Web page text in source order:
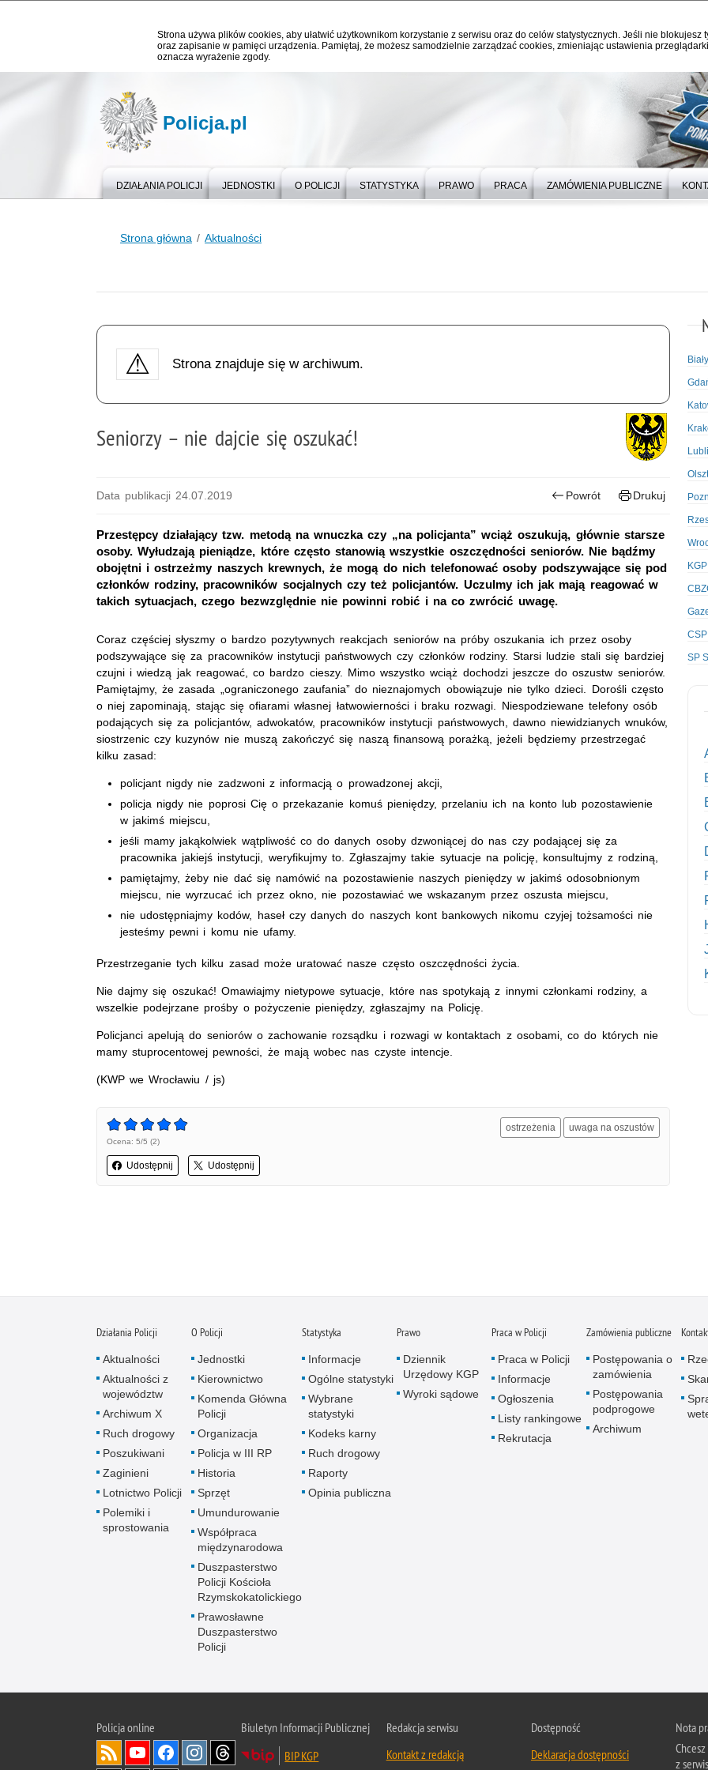
Strona używa plików cookies, aby ułatwić użytkownikom korzystanie z serwisu oraz do celów statystycznych. Jeśli nie blokujesz
oraz zapisanie w pamięci urządzenia. Pamiętaj, że możesz samodzielnie zarządzać cookies, zmieniając ustawienia
oznacza wyrażenie zgody.
Policja.pl
DZIAŁANIA POLICJI JEDNOSTKI O POLICJI STATYSTYKA PRAWO PRACA ZAMÓWIENIA PUBLICZNE
Strona główna Aktualności
Strona znajduje się w archiwum.
Seniorzy – nie dajcie się oszukać!
Data publikacji 24.07.2019 Powrót Drukuj
Przestępcy działający tzw. metodą na wnuczka czy „na policjanta” wciąż oszukują, głównie starsze
osoby. Wyłudzają pieniądze, które często stanowią wszystkie oszczędności seniorów. Nie bądźmy
obojętni i ostrzeżmy naszych krewnych, że mogą do nich telefonować osoby podszywające się pod
członków rodziny, pracowników socjalnych czy też policjantów. Uczulmy ich jak mają reagować w
takich sytuacjach, czego bezwzględnie nie powinni robić i na co zwrócić uwagę.
Coraz częściej słyszmy o bardzo pozytywnych reakcjach seniorów na próby oszukania ich przez osoby
podszywające się za pracowników instytucji państwowych czy członków rodziny. Starsi ludzie stali się bardziej
czujni i wiedzą jak reagować, co bardzo cieszy. Mimo wszystko wciąż dochodzi jeszcze do oszustw seniorów.
Pamiętajmy, że zasada „ograniczonego zaufania” do nieznajomych obowiązuje nie tylko dzieci. Dorośli często
o niej zapominają, stając się ofiarami własnej łatwowierności i braku rozwagi. Niespodziewane telefony osób
podających się za policjantów, adwokatów, pracowników instytucji państwowych, dawno niewidzianych wnuków,
siostrzenic czy kuzynów nie muszą zakończyć się naszą finansową porażką, jeżeli będziemy przestrzegać
kilku zasad:
policjant nigdy nie zadzwoni z informacją o prowadzonej akcji,
policja nigdy nie poprosi Cię o przekazanie komuś pieniędzy, przelaniu ich na konto lub pozostawienie
w jakimś miejscu,
jeśli mamy jakąkolwiek wątpliwość co do danych osoby dzwoniącej do nas czy podającej się za
pracownika jakiejś instytucji, weryfikujmy to. Zgłaszajmy takie sytuacje na policję, konsultujmy z rodziną,
pamiętajmy, żeby nie dać się namówić na pozostawienie naszych pieniędzy w jakimś odosobnionym
miejscu, nie wyrzucać ich przez okno, nie pozostawiać we wskazanym przez oszusta miejscu,
nie udostępniajmy kodów, haseł czy danych do naszych kont bankowych nikomu czyjej tożsamości nie
jesteśmy pewni i komu nie ufamy.
Przestrzeganie tych kilku zasad może uratować nasze często oszczędności życia.
Nie dajmy się oszukać! Omawiajmy nietypowe sytuacje, które nas spotykają z innymi członkami rodziny, a
wszelkie podejrzane prośby o pożyczenie pieniędzy, zgłaszajmy na Policję.
Policjanci apelują do seniorów o zachowanie rozsądku i rozwagi w kontaktach z osobami, co do których nie
mamy stuprocentowej pewności, że mają wobec nas czyste intencje.
(KWP we Wrocławiu / js)
Ocena: 5/5 (2)
Udostępnij Udostępnij
ostrzeżenia uwaga na oszustów
KGP
SP
Działania Policji
Aktualności
Aktualności z
województw
Archiwum X
Ruch drogowy
Poszukiwani
Zaginieni
Lotnictwo Policji
Polemiki i
sprostowania
O Policji
Jednostki
Kierownictwo
Komenda Główna
Policji
Organizacja
Policja w III RP
Historia
Sprzęt
Umundurowanie
Współpraca
międzynarodowa
Duszpasterstwo
Policji Kościoła
Rzymskokatolickiego
Prawosławne
Duszpasterstwo
Policji
Statystyka
Informacje
Ogólne statystyki
Wybrane
statystyki
Kodeks karny
Ruch drogowy
Raporty
Opinia publiczna
Prawo
Dziennik
Urzędowy KGP
Wyroki sądowe
Praca w Policji
Praca w Policji
Informacje
Ogłoszenia
Listy rankingowe
Rekrutacja
Zamówienia publiczne
Postępowania o
zamówienia
Postępowania
podprogowe
Archiwum
Policjaonline
Biuletyn Informacji Publicznej
BIP KGP
Redakcja serwisu
Kontakt z redakcją
Dostępność
Deklaracja dostępności
Nota
z